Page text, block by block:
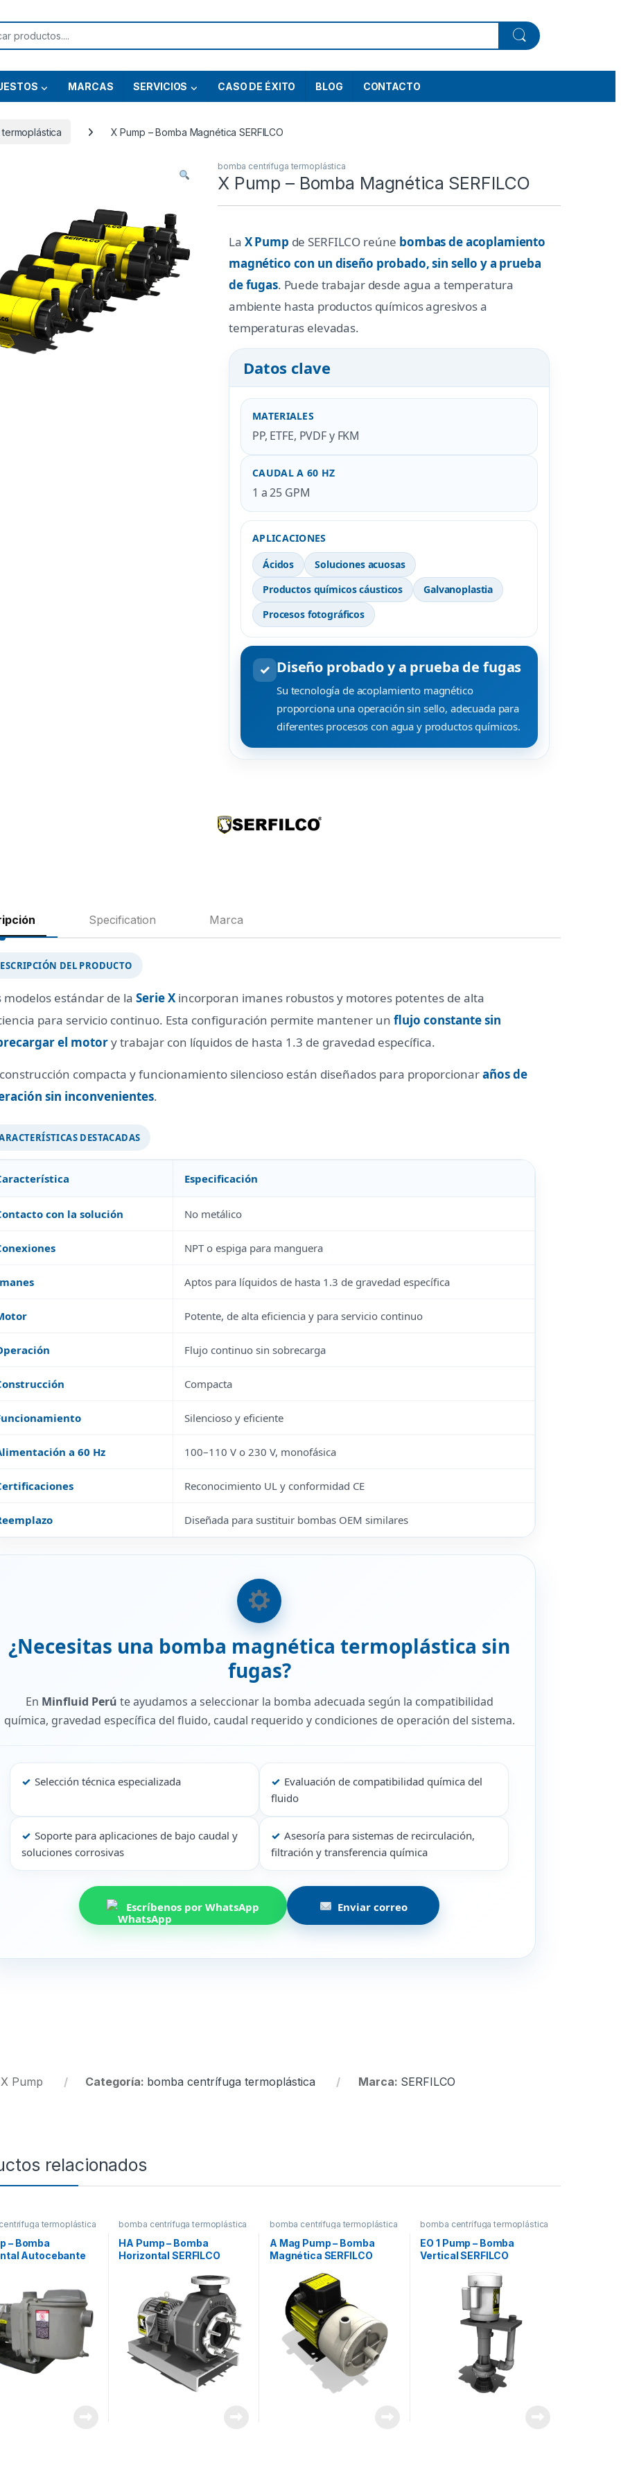
MARCAS SERVICIOS CASO DE ÉXITO BLOG CONTACTO
X Pump – Bomba Magnética SERFILCO
bomba centrífuga termoplástica
X Pump – Bomba Magnética SERFILCO
La X Pump de SERFILCO reúne bombas de acoplamiento
magnético con un diseño probado, sin sello y a prueba
de fugas. Puede trabajar desde agua a temperatura
ambiente hasta productos químicos agresivos a
temperaturas elevadas.
Datos clave
MATERIALES
PP, ETFE, PVDF y FKM
CAUDAL A 60 HZ
1 a 25 GPM
APLICACIONES
Ácidos
Soluciones acuosas
Productos químicos cáusticos
Galvanoplastia
Procesos fotográficos
✓ Diseño probado y a prueba de fugas
Su tecnología de acoplamiento magnético
proporciona una operación sin sello, adecuada para
diferentes procesos con agua y productos químicos.
Specification Marca
DEL PRODUCTO
modelos estándar de la Serie X incorporan imanes robustos y motores potentes de alta
para servicio continuo. Esta configuración permite mantener un flujo constante sin
el motory trabajar con líquidos de hasta 1.3 de gravedad específica.
compacta y funcionamiento silencioso están diseñados para proporcionaraños de
sin inconvenientes.
DESTACADAS
Especificación
con la solución No metálico
NPT o espiga para manguera
Aptos para líquidos de hasta 1.3 de gravedad específica
Potente, de alta eficiencia y para servicio continuo
Flujo continuo sin sobrecarga
Compacta
Silencioso y eficiente
a 60 Hz 100–110 V o 230 V, monofásica
Reconocimiento UL y conformidad CE
Diseñada para sustituir bombas OEM similares
¿Necesitas una bomba magnética termoplástica sin
fugas?
En Minfluid Perú te ayudamos a seleccionar la bomba adecuada según la compatibilidad
química, gravedad específica del fluido, caudal requerido y condiciones de operación del sistema.
✓ Selección técnica especializada ✓ Evaluación de compatibilidad química del
fluido
✓ Soporte para aplicaciones de bajo caudal y
soluciones corrosivas
✓ Asesoría para sistemas de recirculación,
filtración y transferencia química
Escríbenos por WhatsApp Enviar correo
X Pump Categoría: bomba centrífuga termoplástica Marca: SERFILCO
relacionados
termoplástica
– Bomba
Autocebante
bomba centrífuga termoplástica
HA Pump – Bomba
Horizontal SERFILCO
bomba centrífuga termoplástica
A Mag Pump – Bomba
Magnética SERFILCO
bomba centrífuga termoplástica
EO 1 Pump – Bomba
Vertical SERFILCO